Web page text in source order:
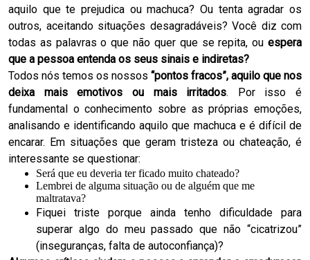
aquilo que te prejudica ou machuca? Ou tenta agradar os
outros, aceitando situações desagradáveis? Você diz com
todas as palavras o que não quer que se repita, ou espera
que a pessoa entenda os seus sinais e indiretas?
Todos nós temos os nossos “pontos fracos”, aquilo que nos
deixa mais emotivos ou mais irritados. Por isso é
fundamental o conhecimento sobre as próprias emoções,
analisando e identificando aquilo que machuca e é difícil de
encarar. Em situações que geram tristeza ou chateação, é
interessante se questionar:
Será que eu deveria ter ficado muito chateado?
Lembrei de alguma situação ou de alguém que me
maltratava?
Fiquei triste porque ainda tenho dificuldade para
superar algo do meu passado que não “cicatrizou”
(inseguranças, falta de autoconfiança)?